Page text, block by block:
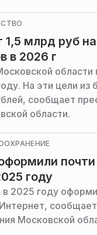
млрд руб
в 2026 г
области
На эти цели
сообщает
области.
году
2025 году
Московской